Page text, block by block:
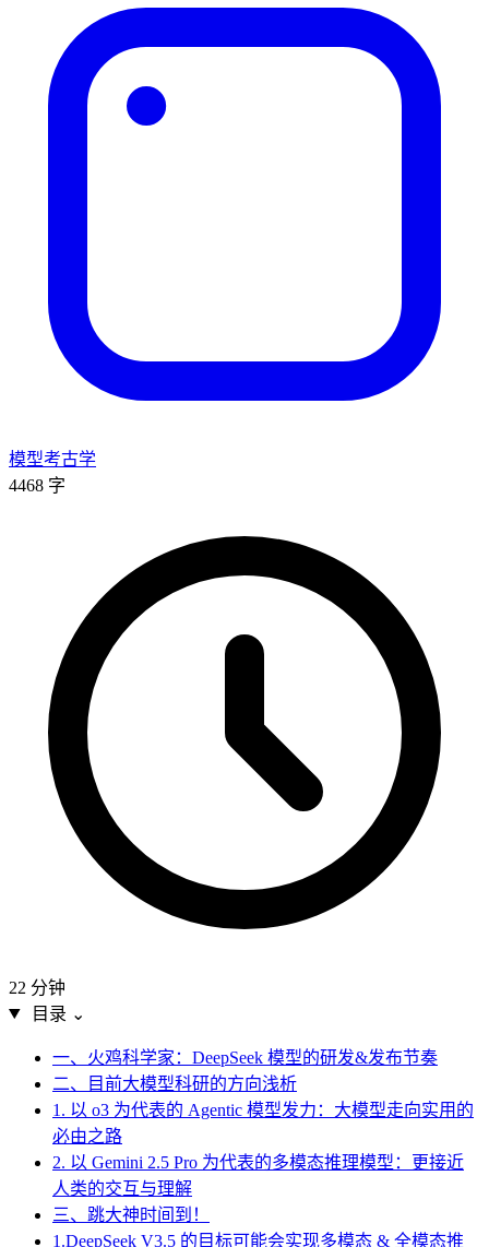
模型考古学
4468 字
22 分钟
目录 ⌄
一、火鸡科学家：DeepSeek 模型的研发&发布节奏
二、目前大模型科研的方向浅析
1. 以 o3 为代表的 Agentic 模型发力：大模型走向实用的
必由之路
2. 以 Gemini 2.5 Pro 为代表的多模态推理模型：更接近
人类的交互与理解
三、跳大神时间到！
1.DeepSeek V3.5 的目标可能会实现多模态 & 全模态推